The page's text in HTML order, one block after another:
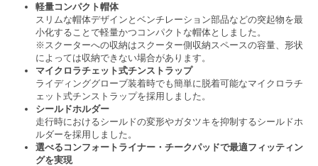
軽量コンパクト帽体
スリムな帽体デザインとベンチレーション部品などの突起物を最
小化することで軽量かつコンパクトな帽体としました。
※スクーターへの収納はスクーター側収納スペースの容量、形状
によっては収納できない場合があります。
マイクロラチェット式チンストラップ
ライディンググローブ装着時でも簡単に脱着可能なマイクロラチ
ェット式チンストラップを採用しました。
シールドホルダー
走行時におけるシールドの変形やガタツキを抑制するシールドホ
ルダーを採用しました。
選べるコンフォートライナー・チークパッドで最適フィッティン
グを実現